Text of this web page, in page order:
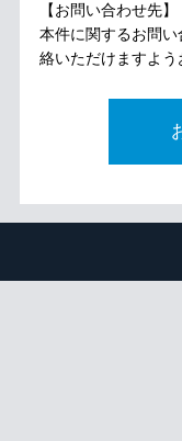
【お問い合わせ先】
本件に関するお問
絡いただけますよう